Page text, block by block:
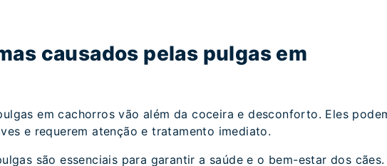
causados pelas pulgas em
em cachorros vão além da coceira e desconforto. Eles
e requerem atenção e tratamento imediato.
são essenciais para garantir a saúde e o bem-estar dos cães.